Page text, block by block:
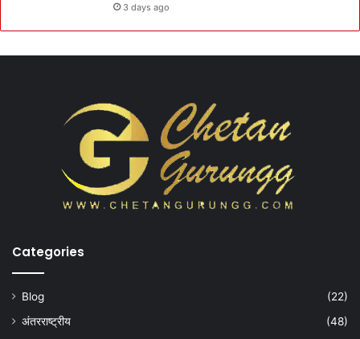
3 days ago
Categories
Blog
(22)
अंतरराष्ट्रीय
(48)